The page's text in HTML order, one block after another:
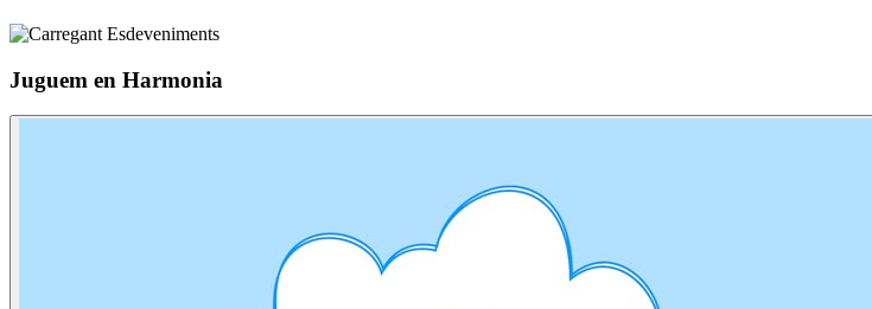
Juguem en Harmonia